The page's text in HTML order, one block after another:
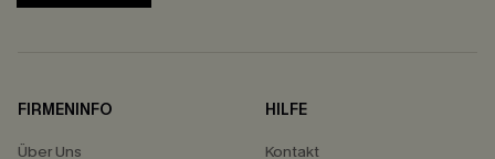
FIRMENINFO
Über Uns
HILFE
Kontakt